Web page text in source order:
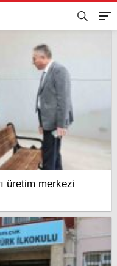
üretim merkezi